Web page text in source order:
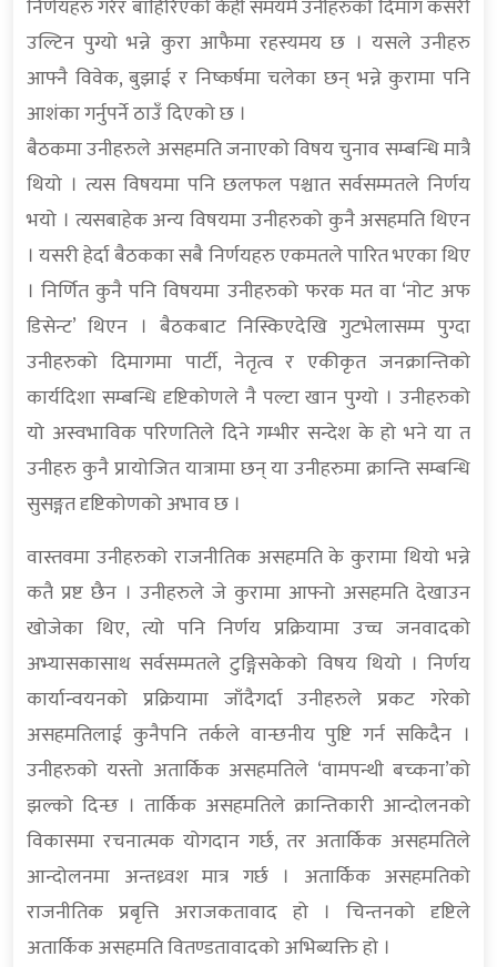
निर्णयहरु गरेर बाहिरिएको केही समयमै उनीहरुको दिमाग कसरी
उल्टिन पुग्यो भन्ने कुरा आफैमा रहस्यमय छ । यसले उनीहरु
आफ्नै विवेक, बुझाई र निष्कर्षमा चलेका छन् भन्ने कुरामा पनि
आशंका गर्नुपर्ने ठाउँ दिएको छ ।
बैठकमा उनीहरुले असहमति जनाएको विषय चुनाव सम्बन्धि मात्रै
थियो । त्यस विषयमा पनि छलफल पश्चात सर्वसम्मतले निर्णय
भयो । त्यसबाहेक अन्य विषयमा उनीहरुको कुनै असहमति थिएन
। यसरी हेर्दा बैठकका सबै निर्णयहरु एकमतले पारित भएका थिए
। निर्णित कुनै पनि विषयमा उनीहरुको फरक मत वा ‘नोट अफ
डिसेन्ट’ थिएन । बैठकबाट निस्किएदेखि गुटभेलासम्म पुग्दा
उनीहरुको दिमागमा पार्टी, नेतृत्व र एकीकृत जनक्रान्तिको
कार्यदिशा सम्बन्धि दृष्टिकोणले नै पल्टा खान पुग्यो । उनीहरुको
यो अस्वभाविक परिणतिले दिने गम्भीर सन्देश के हो भने या त
उनीहरु कुनै प्रायोजित यात्रामा छन् या उनीहरुमा क्रान्ति सम्बन्धि
सुसङ्गत दृष्टिकोणको अभाव छ ।
वास्तवमा उनीहरुको राजनीतिक असहमति के कुरामा थियो भन्ने
कतै प्रष्ट छैन । उनीहरुले जे कुरामा आफ्नो असहमति देखाउन
खोजेका थिए, त्यो पनि निर्णय प्रक्रियामा उच्च जनवादको
अभ्यासकासाथ सर्वसम्मतले टुङ्गिसकेको विषय थियो । निर्णय
कार्यान्वयनको प्रक्रियामा जाँदैगर्दा उनीहरुले प्रकट गरेको
असहमतिलाई कुनैपनि तर्कले वान्छनीय पुष्टि गर्न सकिदैन ।
उनीहरुको यस्तो अतार्किक असहमतिले ‘वामपन्थी बच्कना’को
झल्को दिन्छ । तार्किक असहमतिले क्रान्तिकारी आन्दोलनको
विकासमा रचनात्मक योगदान गर्छ, तर अतार्किक असहमतिले
आन्दोलनमा अन्तध्र्वश मात्र गर्छ । अतार्किक असहमतिको
राजनीतिक प्रबृत्ति अराजकतावाद हो । चिन्तनको दृष्टिले
अतार्किक असहमति वितण्डतावादको अभिब्यक्ति हो ।